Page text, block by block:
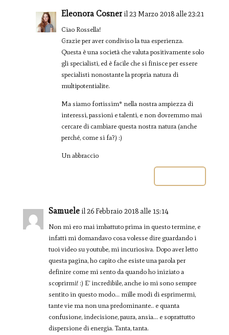
Eleonora Cosner il 23 Marzo 2018 alle 23:21
Ciao Rossella!
Grazie per aver condiviso la tua esperienza.
Questa è una società che valuta positivamente solo
gli specialisti, ed è facile che si finisce per essere
specialisti nonostante la propria natura di
multipotentialite.
Ma siamo fortissim* nella nostra ampiezza di
interessi, passioni e talenti, e non dovremmo mai
cercare di cambiare questa nostra natura (anche
perché, come si fa?) :)
Un abbraccio
Samuele il 26 Febbraio 2018 alle 15:14
Non mi ero mai imbattuto prima in questo termine, e
infatti mi domandavo cosa volesse dire guardando i
tuoi video su youtube, mi incuriosiva. Dopo aver letto
questa pagina, ho capito che esiste una parola per
definire come mi sento da quando ho iniziato a
scoprirmi! :) E’ incredibile, anche io mi sono sempre
sentito in questo modo… mille modi di esprimermi,
tante vie ma non una predominante.. e quanta
confusione, indecisione, paura, ansia… e soprattutto
dispersione di energia. Tanta, tanta.